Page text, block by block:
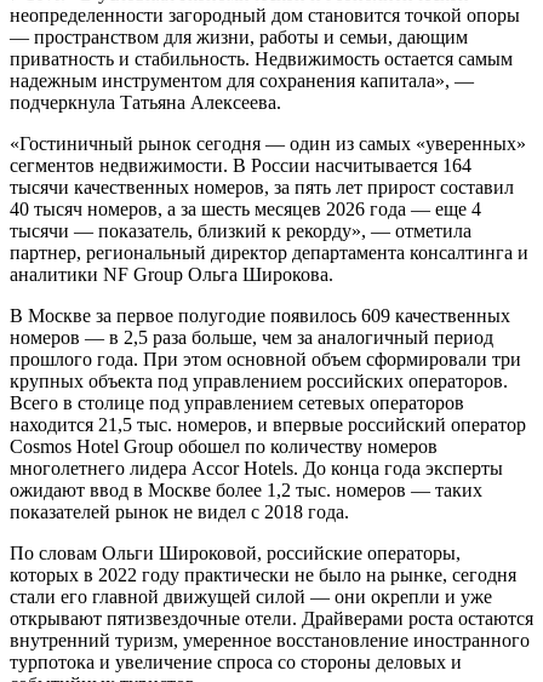
неопределенности загородный дом становится точкой опоры
— пространством для жизни, работы и семьи, дающим
приватность и стабильность. Недвижимость остается самым
надежным инструментом для сохранения капитала», —
подчеркнула Татьяна Алексеева.
«Гостиничный рынок сегодня — один из самых «уверенных»
сегментов недвижимости. В России насчитывается 164
тысячи качественных номеров, за пять лет прирост составил
40 тысяч номеров, а за шесть месяцев 2026 года — еще 4
тысячи — показатель, близкий к рекорду», — отметила
партнер, региональный директор департамента консалтинга и
аналитики NF Group Ольга Широкова.
В Москве за первое полугодие появилось 609 качественных
номеров — в 2,5 раза больше, чем за аналогичный период
прошлого года. При этом основной объем сформировали три
крупных объекта под управлением российских операторов.
Всего в столице под управлением сетевых операторов
находится 21,5 тыс. номеров, и впервые российский оператор
Cosmos Hotel Group обошел по количеству номеров
многолетнего лидера Accor Hotels. До конца года эксперты
ожидают ввод в Москве более 1,2 тыс. номеров — таких
показателей рынок не видел с 2018 года.
По словам Ольги Широковой, российские операторы,
которых в 2022 году практически не было на рынке, сегодня
стали его главной движущей силой — они окрепли и уже
открывают пятизвездочные отели. Драйверами роста остаются
внутренний туризм, умеренное восстановление иностранного
турпотока и увеличение спроса со стороны деловых и